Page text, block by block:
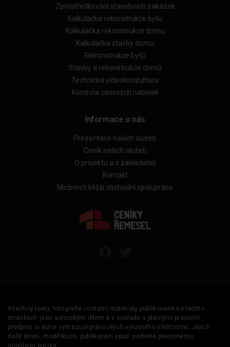
Zprostředkování stavebních zakázek
Kalkulačka rekonstrukce bytu
Kalkulačka rekonstrukce domu
Kalkulačka stavby domu
Rekonstrukce bytů
Stavby a rekonstrukce domů
Technická videokonzultace
Kontrola cenových nabídek
Informace o nás
Prezentace našich služeb
Ceník našich služeb
O projektu a o zakladateli
Kontakt
Možnosti bližší obchodní spolupráce
Všechny texty, fotografie i ostatní materiály publikované na těchto
stránkách jsou autorským dílem a v souladu s platnými právními
předpisy si autor vyhrazuje právo jejich výlučného vlastnictví. Jejich
další šíření, modifikace, publikování apod. podléhá písemnému